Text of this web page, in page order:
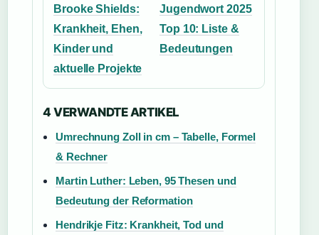
Brooke Shields:
Krankheit, Ehen,
Kinder und
aktuelle Projekte
Jugendwort 2025
Top 10: Liste &
Bedeutungen
4 VERWANDTE ARTIKEL
Umrechnung Zoll in cm – Tabelle, Formel
& Rechner
Martin Luther: Leben, 95 Thesen und
Bedeutung der Reformation
Hendrikje Fitz: Krankheit, Tod und